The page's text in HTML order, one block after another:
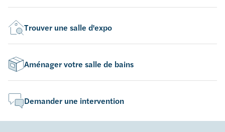
Trouver une salle d'expo
Aménager votre salle de bains
Demander une intervention